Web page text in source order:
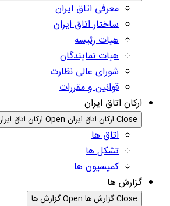
معرفی اتاق ایران
ساختار اتاق ایران
هیات رئیسه
هیات نمایندگان
شورای عالی نظارت
قوانین و مقررات
ارکان اتاق ایران
Close ارکان اتاق ایران Open ارکان اتاق ایران
اتاق ها
تشکل ها
کمیسیون ها
گزارش ها
Close گزارش ها Open گزارش ها